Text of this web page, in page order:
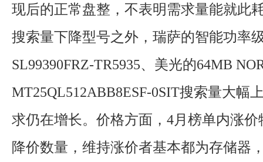
现后的正常盘整，不表明需求量能就此
搜索量下降型号之外，瑞萨的智能功率
SL99390FRZ-TR5935、美光的64MB
MT25QL512ABB8ESF-0SIT搜索量大幅
求仍在增长。价格方面，4月榜单内涨
降价数量，维持涨价者基本都为存储器